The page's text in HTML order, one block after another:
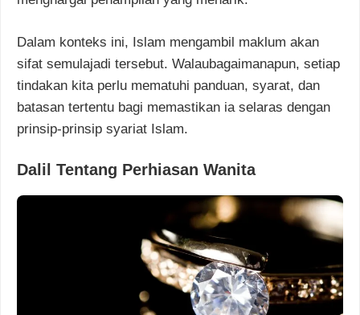
Dalam konteks ini, Islam mengambil maklum akan
sifat semulajadi tersebut. Walaubagaimanapun, setiap
tindakan kita perlu mematuhi panduan, syarat, dan
batasan tertentu bagi memastikan ia selaras dengan
prinsip-prinsip syariat Islam.
Dalil Tentang Perhiasan Wanita